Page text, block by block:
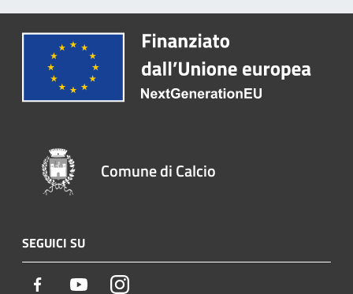
Comune di Calcio
SEGUICI SU
Facebook YoutubeInstagram